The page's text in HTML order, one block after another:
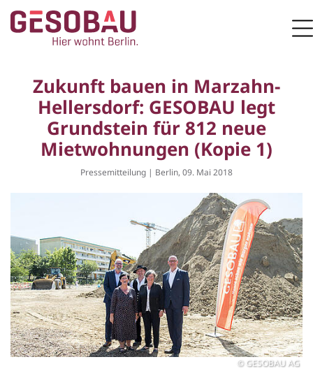
ZUM HAUPTINHALT SPRINGEN
Zur Startseite
Zukunft bauen in Marzahn-
Hellersdorf: GESOBAU legt
Grundstein für 812 neue
Mietwohnungen (Kopie 1)
Pressemitteilung | Berlin, 09. Mai 2018
GESOBAU AG